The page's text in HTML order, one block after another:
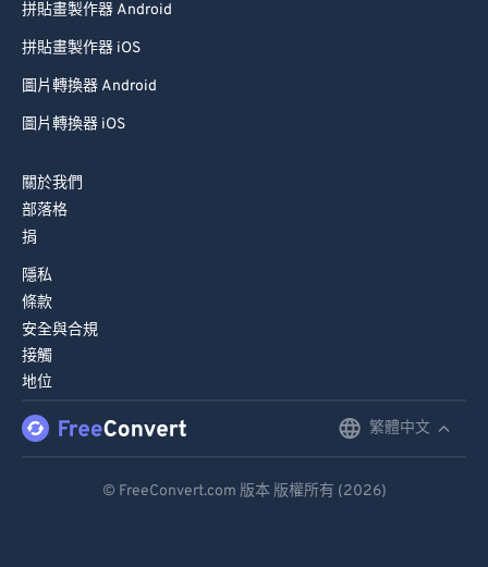
拼貼畫製作器 Android
拼貼畫製作器 iOS
圖片轉換器 Android
圖片轉換器 iOS
關於我們
部落格
捐
隱私
條款
安全與合規
接觸
地位
繁體中文
© FreeConvert.com 版本 版權所有 (2026)